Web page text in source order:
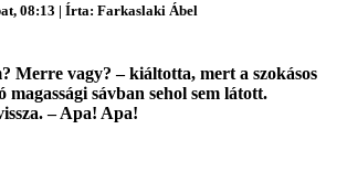
08:13 | Írta: Farkaslaki Ábel
Merre vagy? – kiáltotta, mert a szokásos
sávban sehol sem látott.
– Apa! Apa!